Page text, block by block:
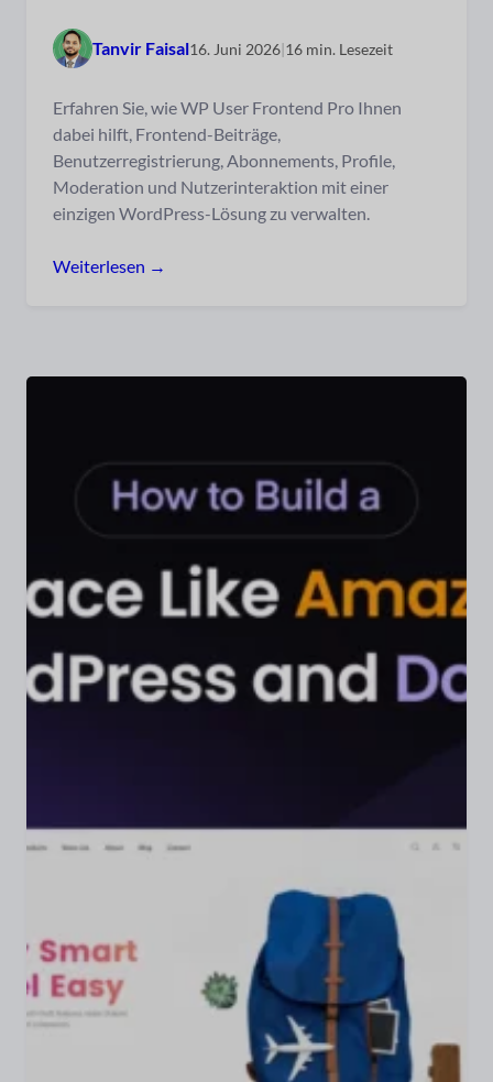
Tanvir Faisal16. Juni 2026|16 min. Lesezeit
Erfahren Sie, wie WP User Frontend Pro Ihnen
dabei hilft, Frontend-Beiträge,
Benutzerregistrierung, Abonnements, Profile,
Moderation und Nutzerinteraktion mit einer
einzigen WordPress-Lösung zu verwalten.
Weiterlesen →